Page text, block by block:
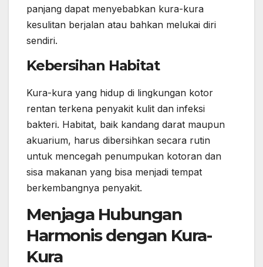
panjang dapat menyebabkan kura-kura
kesulitan berjalan atau bahkan melukai diri
sendiri.
Kebersihan Habitat
Kura-kura yang hidup di lingkungan kotor
rentan terkena penyakit kulit dan infeksi
bakteri. Habitat, baik kandang darat maupun
akuarium, harus dibersihkan secara rutin
untuk mencegah penumpukan kotoran dan
sisa makanan yang bisa menjadi tempat
berkembangnya penyakit.
Menjaga Hubungan
Harmonis dengan Kura-
Kura